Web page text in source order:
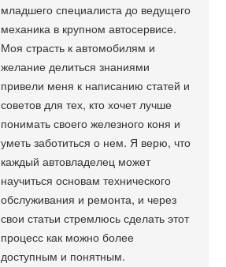
младшего специалиста до ведущего
механика в крупном автосервисе.
Моя страсть к автомобилям и
желание делиться знаниями
привели меня к написанию статей и
советов для тех, кто хочет лучше
понимать своего железного коня и
уметь заботиться о нем. Я верю, что
каждый автовладелец может
научиться основам технического
обслуживания и ремонта, и через
свои статьи стремлюсь сделать этот
процесс как можно более
доступным и понятным.